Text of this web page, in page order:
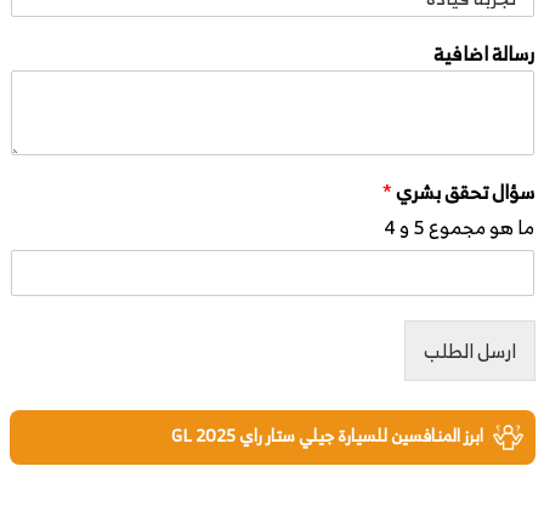
رسالة اضافية
سؤال تحقق بشري*
ما هو مجموع 5 و 4
ارسل الطلب
ابرز المنافسين للسيارة جيلي ستار راي GL 2025